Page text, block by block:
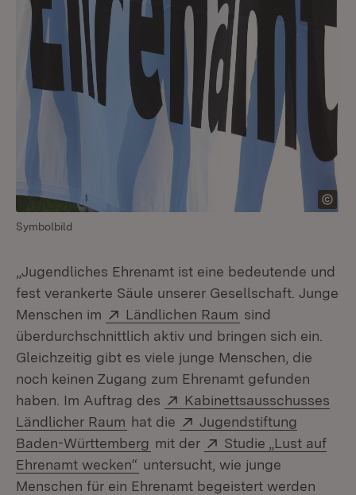
Symbolbild
„Jugendliches Ehrenamt ist eine bedeutende und
fest verankerte Säule unserer Gesellschaft. Junge
Menschen im
Extern:
Ländlichen Raum (Öffnet in neuem
sind
überdurchschnittlich aktiv und bringen sich ein.
Gleichzeitig gibt es viele junge Menschen, die
noch keinen Zugang zum Ehrenamt gefunden
haben. Im Auftrag des
Extern:
Kabinettsausschusses
Ländlicher Raum (Öffnet in neuem Fenster)
hat die Extern:
Jugendstiftung
Baden-Württemberg (Öffnet in neuem Fenster)
mit der Extern:
Studie „Lust auf
Ehrenamt wecken“ (Öffnet in neuem Fenster)
untersucht, wie junge
Menschen für ein Ehrenamt begeistert werden